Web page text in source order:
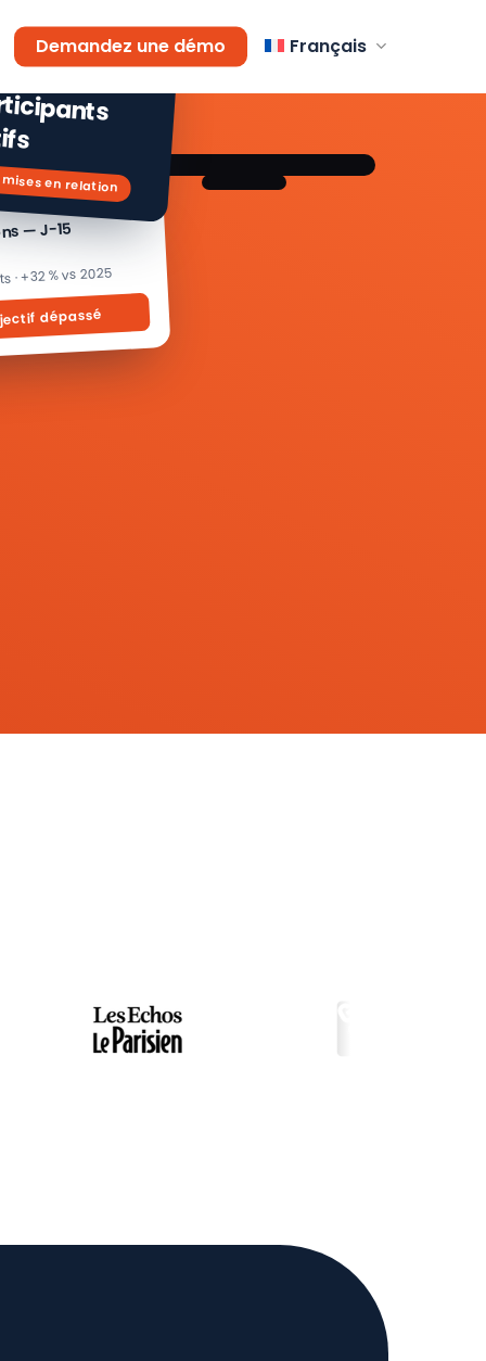
Demandez une démo Français
— J-15
· +32 % vs 2025
dépassé
de
mises en relation